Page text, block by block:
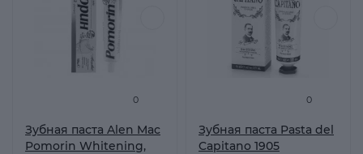
0
Зубная паста Alen Mac
Pomorin Whitening,
0
Зубная паста Pasta del
Capitano 1905